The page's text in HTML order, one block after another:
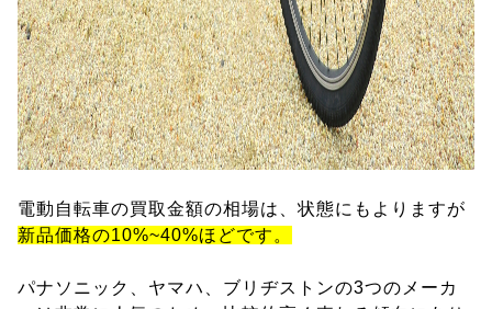
電動自転車の買取金額の相場は、状態にもよりますが
新品価格の10%~40%ほどです。
パナソニック、ヤマハ、ブリヂストンの3つのメーカ